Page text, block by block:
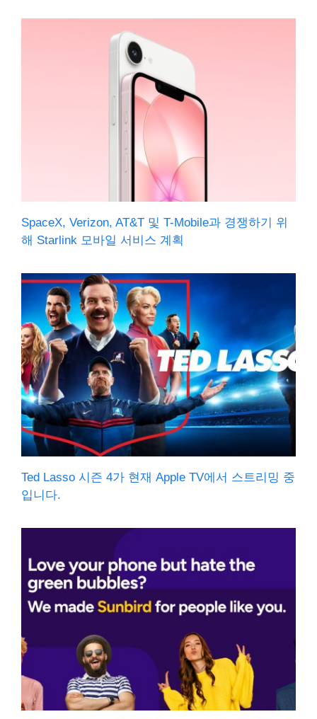
SpaceX, Verizon, AT&T 및 T-Mobile과 경쟁하기 위
해 Starlink 모바일 서비스 계획
Ted Lasso 시즌 4가 현재 Apple TV에서 스트리밍 중
입니다.